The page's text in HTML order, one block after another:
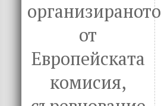
организираното
от
Европейската
комисия,